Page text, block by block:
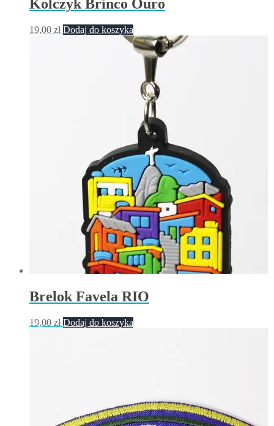
Kolczyk Brinco Ouro
19,00 zł Dodaj do koszyka
Brelok Favela RIO
19,00 zł Dodaj do koszyka